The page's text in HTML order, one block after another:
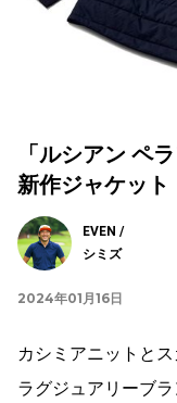
「ルシアン ペ
新作ジャケット
EVEN /
シミズ
2024年01月16日
カシミアニットと
ラグジュアリーブ